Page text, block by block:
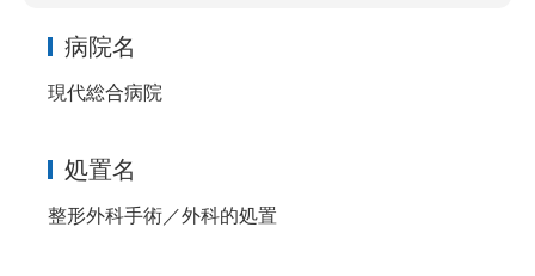
病院名
現代総合病院
処置名
整形外科手術／外科的処置